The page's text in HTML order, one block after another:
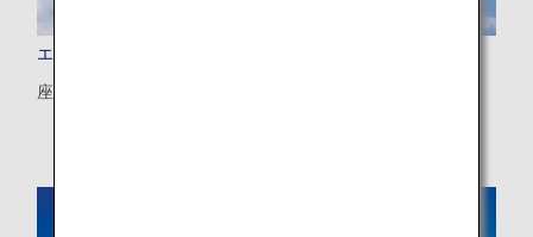
エアバスA380-800 (388)
座数：520席